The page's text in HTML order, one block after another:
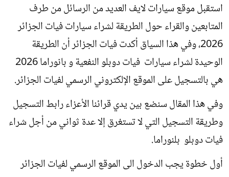
استقبل موقع سيارات لايف العديد من الرسائل من طرف
المتابعين والقراء حول الطريقة لشراء سيارات فيات الجزائر
2026، وفي هذا السياق أكدت فيات الجزائر أن الطريقة
الوحيدة لشراء سيارات فيات دوبلو النفعية و بانوراما 2026
هي بالتسجيل على الموقع الإلكتروني الرسمي لفيات الجزائر.
وفي هذا المقال سنضع بين يدي قرائنا الأعزاء رابط التسجيل
وطريقة التسجيل التي لا تستغرق إلا عدة ثواني من أجل شراء
فيات دوبلو بلنوراما.
أول خطوة يجب الدخول الى الموقع الرسمي لفيات الجزائر